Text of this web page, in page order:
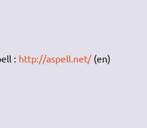
: http://aspell.net/(en)